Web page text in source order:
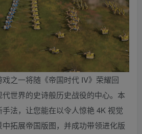
之一将随《帝国时代 IV》荣耀回
世界的史诗般历史战役的中心。本
法，让您能在以令人惊艳 4K 视觉
拓展帝国版图，并成功带领进化版